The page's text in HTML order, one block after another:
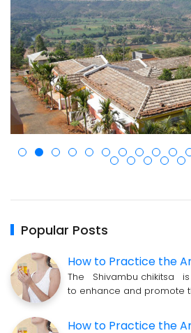
Popular Posts
How to Practice the
The Shivambu chikitsa is
to enhance and promote
How to Practice the